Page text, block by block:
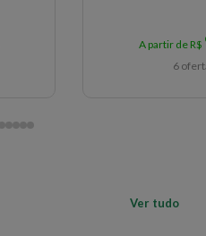
A partir de R$
6
Ver tudo